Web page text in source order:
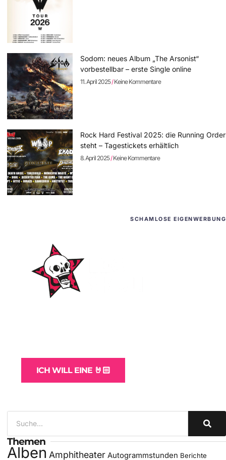
Sodom: neues Album „The Arsonist“
vorbestellbar – erste Single online
11. April 2025 Keine Kommentare
Rock Hard Festival 2025: die Running Order
steht – Tagestickets erhältlich
8. April 2025 Keine Kommentare
SCHAMLOSE EIGENWERBUNG
ICH WILL EINE 🤘🏻
Themen
Alben Amphitheater Autogrammstunden Berichte